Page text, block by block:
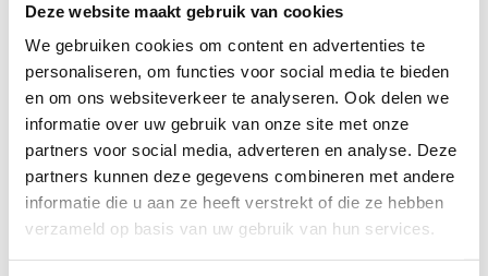
Deze website maakt gebruik van cookies
We gebruiken cookies om content en advertenties te
personaliseren, om functies voor social media te bieden
en om ons websiteverkeer te analyseren. Ook delen we
informatie over uw gebruik van onze site met onze
partners voor social media, adverteren en analyse. Deze
partners kunnen deze gegevens combineren met andere
informatie die u aan ze heeft verstrekt of die ze hebben
verzameld op basis van uw gebruik van hun services.
Rotsoord’ voert je langs historische plekken in de
wijk. Met historicus en stadsgids Bart van
Mierlo wandel je een kleine drie kilometer langs
cultureel erfgoed en maak je kennis met
Utrechtse artiesten.
Bekijk de audiotour